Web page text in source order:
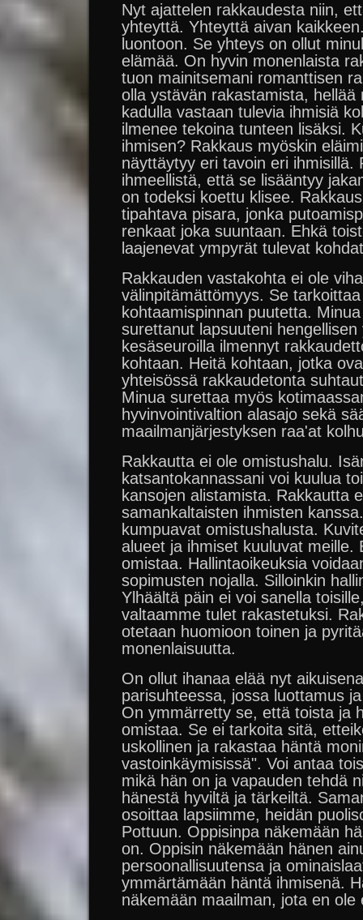
Nyt ajattelen rakkaudesta niin,
yhteyttä. Yhteyttä aivan
luontoon. Se yhteys on ollut
elämää. On hyvin monenlaista
tuon mainitsemani romanttisen
olla ystävän rakastamista, hellää
kadulla vastaan tulevia ihmisiä
ilmenee tekoina tunteen lisäksi.
ihmisen? Rakkaus myöskin
näyttäytyy eri tavoin eri ihmisillä.
ihmeellistä, että se lisääntyy
on todeksi koettu klisee.
tipahtava pisara, jonka
renkaat joka suuntaan. Ehkä
laajenevat ympyrät tulevat
Rakkauden vastakohta ei ole
välinpitämättömyys. Se
kohtaamispinnan puutetta.
surettanut lapsuuteni hengellisen
kesäseuroilla ilmennyt
kohtaan. Heitä kohtaan, jotka
yhteisössä rakkaudetonta
Minua surettaa myös
hyvinvointivaltion alasajo sekä
maailmanjärjestyksen raa'at
Rakkautta ei ole omistushalu.
katsantokannassani voi kuulua
kansojen alistamista. Rakkautta
samankaltaisten ihmisten
kumpuavat omistushalusta.
alueet ja ihmiset kuuluvat meille.
omistaa. Hallintaoikeuksia
sopimusten nojalla. Silloinkin
Ylhäältä päin ei voi sanella
valtaamme tulet rakastetuksi.
otetaan huomioon toinen ja
monenlaisuutta.
On ollut ihanaa elää nyt
parisuhteessa, jossa luottamus
On ymmärretty se, että toista ja
omistaa. Se ei tarkoita sitä,
uskollinen ja rakastaa häntä
vastoinkäymisissä". Voi antaa
mikä hän on ja vapauden tehdä
hänestä hyviltä ja tärkeiltä.
osoittaa lapsiimme, heidän
Pottuun. Oppisinpa näkemään
on. Oppisin näkemään hänen
persoonallisuutensa ja
ymmärtämään häntä ihmisenä.
näkemään maailman, jota en